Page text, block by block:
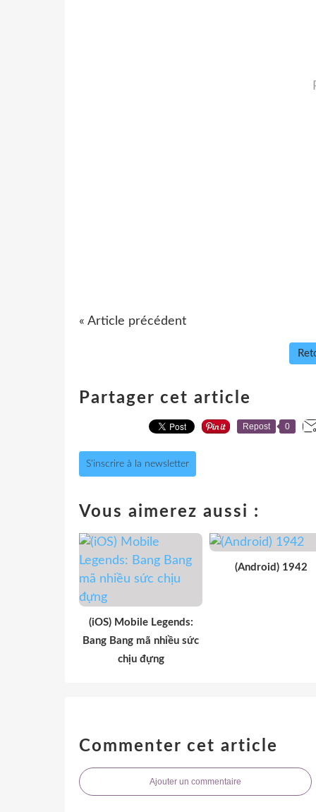
« Article précédent
Partager cet article
Repost 0
S'inscrire à la newsletter
Vous aimerez aussi :
(iOS) Mobile Legends:
Bang Bang mã nhiều sức
chịu đựng
(Android) 1942
Commenter cet article
Ajouter un commentaire